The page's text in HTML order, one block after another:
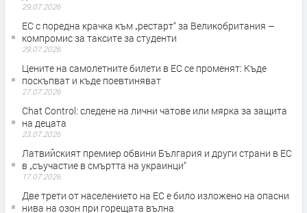
29.07.2026
ЕС с поредна крачка към „рестарт“ за Великобритания –
компромис за таксите за студенти
29.07.2026
Цените на самолетните билети в ЕС се променят: Къде
поскъпват и къде поевтиняват
27.07.2026
Chat Control: следене на лични чатове или мярка за защита
на децата
23.07.2026
Латвийският премиер обвини България и други страни в ЕС
в „съучастие в смъртта на украинци“
17.07.2026
Две трети от населението на ЕС е било изложено на опасни
нива на озон при горещата вълна